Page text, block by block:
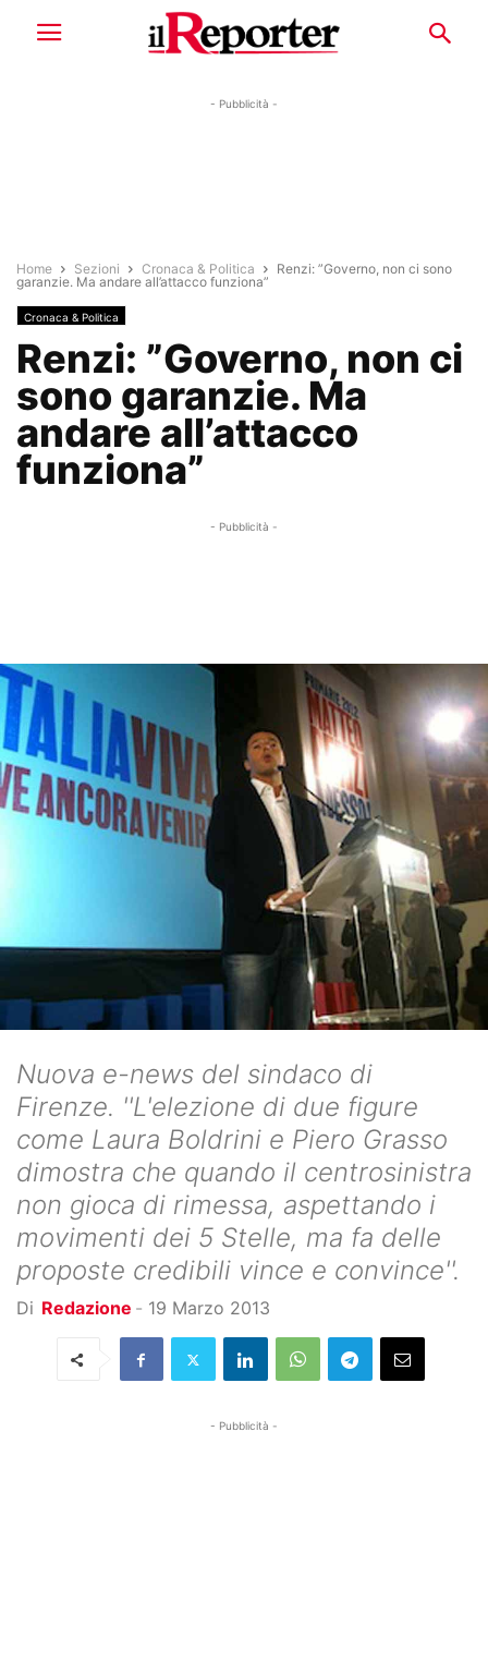
- Pubblicità -
Home Sezioni Cronaca & Politica
Renzi: ”Governo, non ci sono
garanzie. Ma andare all’attacco funziona”
Cronaca & Politica
Renzi: ”Governo, non ci
sono garanzie. Ma
andare all’attacco
funziona”
- Pubblicità -
Nuova e-news del sindaco di
Firenze. ''L'elezione di due figure
come Laura Boldrini e Piero Grasso
dimostra che quando il centrosinistra
non gioca di rimessa, aspettando i
movimenti dei 5 Stelle, ma fa delle
proposte credibili vince e convince''.
Di Redazione - 19 Marzo 2013
- Pubblicità -